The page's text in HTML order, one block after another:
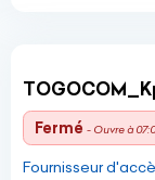
Fermé - Ouvre à
Fournisseur